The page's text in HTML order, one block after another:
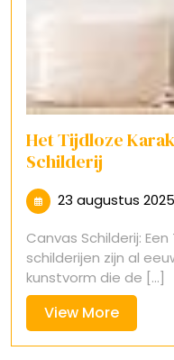
Het Tijdloze
Schilderij
23 augustus 2025
Canvas Schilderij:
schilderijen zijn al
kunstvorm die de [...]
View MoreView
More